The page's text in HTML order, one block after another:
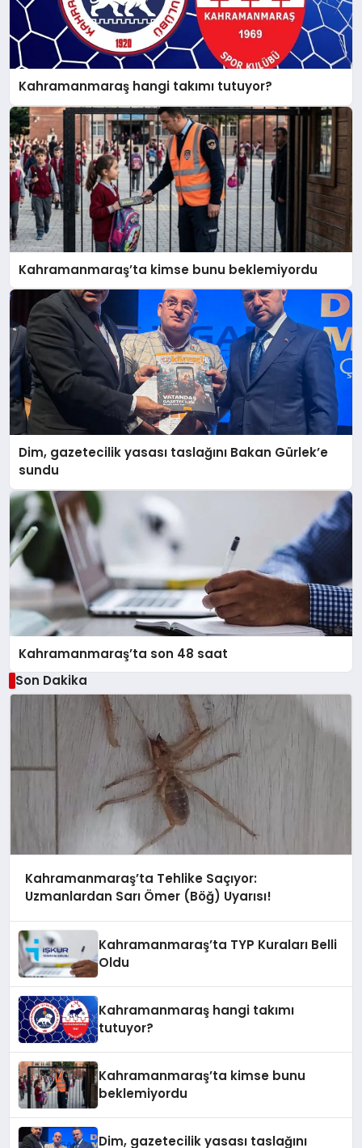
Kahramanmaraş hangi takımı tutuyor?
Kahramanmaraş’ta kimse bunu beklemiyordu
Dim, gazetecilik yasası taslağını Bakan Gürlek’e
sundu
Kahramanmaraş’ta son 48 saat
Son Dakika
Kahramanmaraş’ta Tehlike Saçıyor:
Uzmanlardan Sarı Ömer (Böğ) Uyarısı!
Kahramanmaraş’ta TYP Kuraları Belli
Oldu
Kahramanmaraş hangi takımı
tutuyor?
Kahramanmaraş’ta kimse bunu
beklemiyordu
Dim, gazetecilik yasası taslağını